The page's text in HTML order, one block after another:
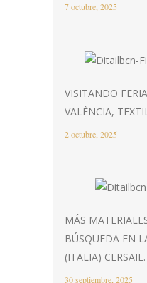
7 octubre, 2025
VISITANDO
VALÈNCIA,
2 octubre, 2025
MÁS
BÚSQUEDA EN
(ITALIA) CERSAIE.
30 septiembre, 2025